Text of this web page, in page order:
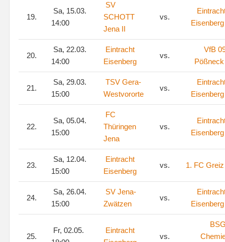
19.
Sa, 15.03.
14:00
SV
SCHOTT
Jena II
vs.
Eisenberg
20.
Sa, 22.03.
14:00
Eintracht
Eisenberg
vs.
VfB
Pößneck
21.
Sa, 29.03.
15:00
TSV Gera-
Westvororte
vs.
Eisenberg
22.
Sa, 05.04.
15:00
FC
Thüringen
Jena
vs.
Eisenberg
23.
Sa, 12.04.
15:00
Eintracht
Eisenberg
vs. 1. FC Greiz
24.
Sa, 26.04.
15:00
SV Jena-
Zwätzen
vs.
Eisenberg
25.
Fr, 02.05.
Eintracht
vs.